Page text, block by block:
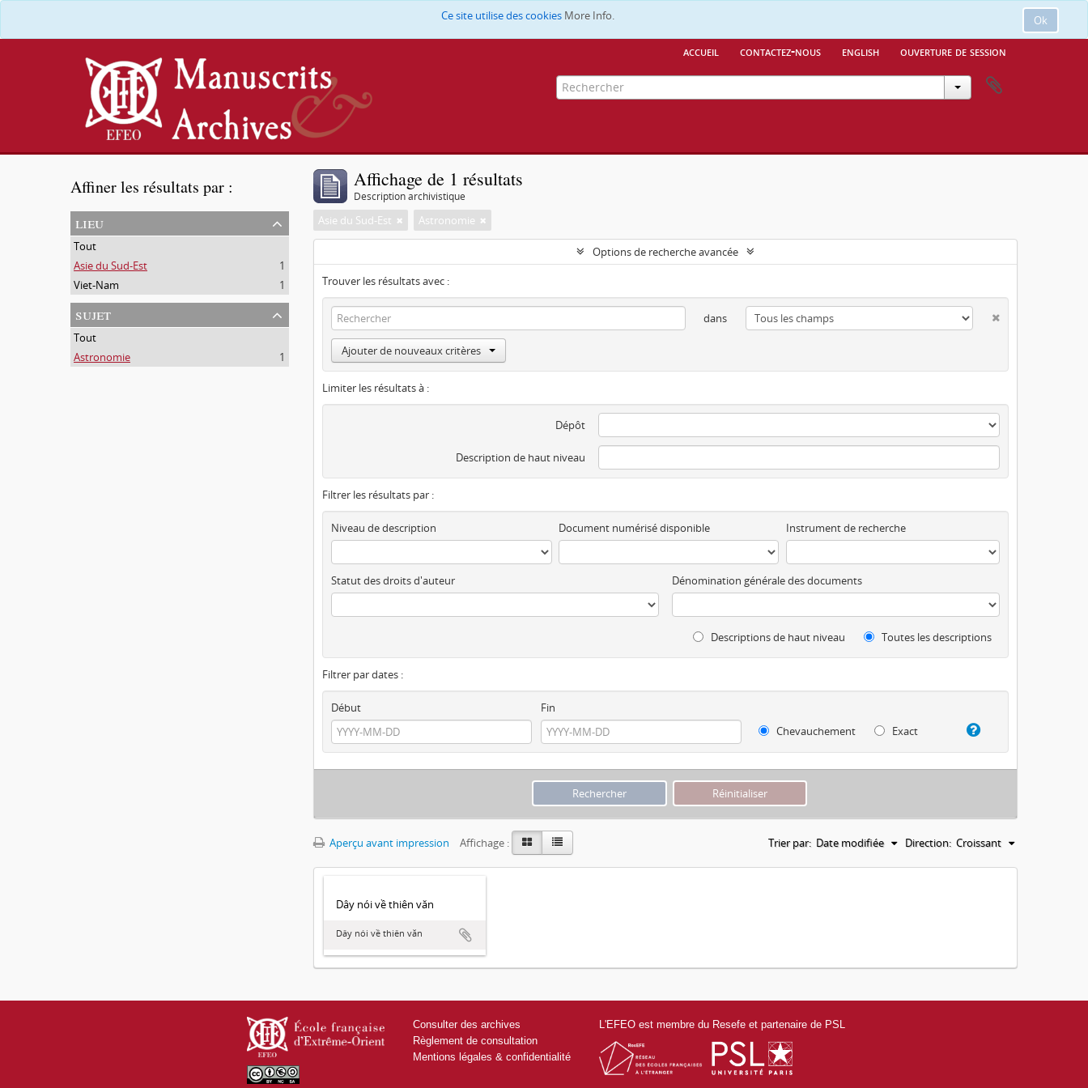
Ok
Ce site utilise des cookies More Info.
accueil contactez-nous english ouverture de session
Affiner les résultats par :
lieu
Tout
Asie du Sud-Est
1
Viet-Nam
1
sujet
Tout
Astronomie
1
Affichage de 1 résultats
Description archivistique
Asie du Sud-Est Astronomie
Options de recherche avancée
Trouver les résultats avec :
dans
Ajouter de nouveaux critères
Limiter les résultats à :
Dépôt
Description de haut niveau
Filtrer les résultats par :
Niveau de description Document numérisé disponible Instrument de recherche
Statut des droits d'auteur Dénomination générale des documents
Descriptions de haut niveau Toutes les descriptions
Filtrer par dates :
Début
Fin
Chevauchement
Exact
Aperçu avant impression Affichage : Trier par: Date modifiée Direction: Croissant
Dây nói về thiên văn
Dây nói về thiên văn
Consulter des archives
Règlement de consultation
Mentions légales & confidentialité
L'EFEO est membre du Resefe et partenaire de PSL